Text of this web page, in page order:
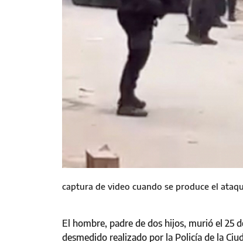
captura de video cuando se produce el
El hombre, padre de dos hijos, murió el
desmedido realizado por la Policía de la